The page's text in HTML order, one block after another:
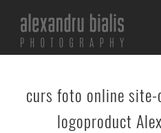
curs foto online
logoproduct